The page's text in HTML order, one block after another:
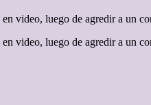
video, luego de agredir a un
video, luego de agredir a un